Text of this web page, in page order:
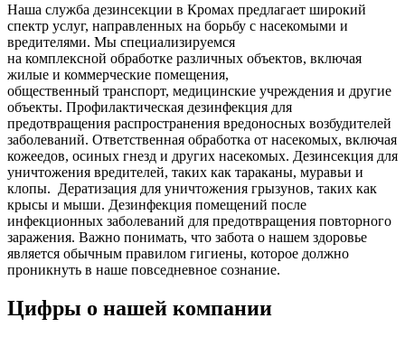
Наша служба дезинсекции в Кромах предлагает широкий
спектр услуг, направленных на борьбу с насекомыми и
вредителями. Мы специализируемся
на комплексной обработке различных объектов, включая
жилые и коммерческие помещения,
общественный транспорт, медицинские учреждения и другие
объекты. Профилактическая дезинфекция для
предотвращения распространения вредоносных возбудителей
заболеваний. Ответственная обработка от насекомых, включая
кожеедов, осиных гнезд и других насекомых. Дезинсекция для
уничтожения вредителей, таких как тараканы, муравьи и
клопы. Дератизация для уничтожения грызунов, таких как
крысы и мыши. Дезинфекция помещений после
инфекционных заболеваний для предотвращения повторного
заражения. Важно понимать, что забота о нашем здоровье
является обычным правилом гигиены, которое должно
проникнуть в наше повседневное сознание.
Цифры о нашей компании